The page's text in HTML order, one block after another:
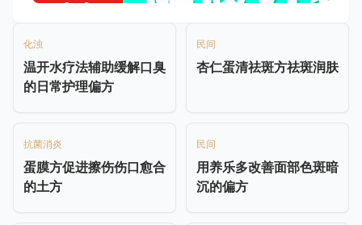
化浊
温开水疗法辅助缓解口臭
的日常护理偏方
民间
杏仁蛋清祛斑方祛斑润肤
抗菌消炎
蛋膜方促进擦伤伤口愈合
的土方
民间
用养乐多改善面部色斑暗
沉的偏方